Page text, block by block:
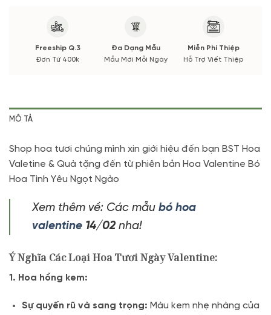
Freeship Q.3
Đơn Từ 400k
Đa Dạng Mẫu
Mẫu Mới Mỗi Ngày
Miễn Phí Thiệp
Hỗ Trợ Viết Thiệp
MÔ TẢ
Shop hoa tươi chúng mình xin giới hiệu đến bạn BST Hoa
Valetine & Quà tặng đến từ phiên bản Hoa Valentine Bó
Hoa Tình Yêu Ngọt Ngào
Xem thêm về: Các mẫu bó hoa
valentine 14/02 nha!
Ý Nghĩa Các Loại Hoa Tươi Ngày Valentine:
1. Hoa hồng kem:
Sự quyến rũ và sang trọng: Màu kem nhẹ nhàng của